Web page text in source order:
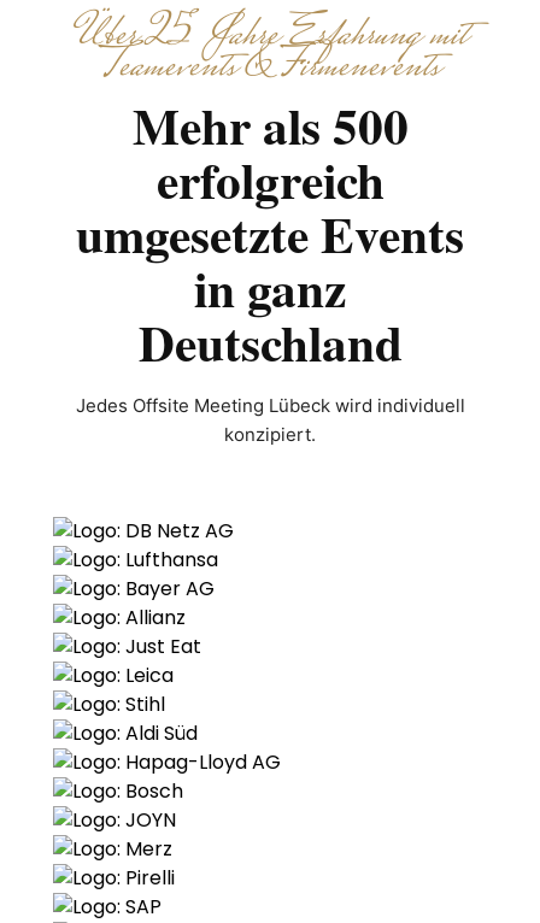
Über 25 Jahre Erfahrung mit
Teamevents & Firmenevents
Mehr als 500
erfolgreich
umgesetzte Events
in ganz
Deutschland
Jedes Offsite Meeting Lübeck wird individuell
konzipiert.